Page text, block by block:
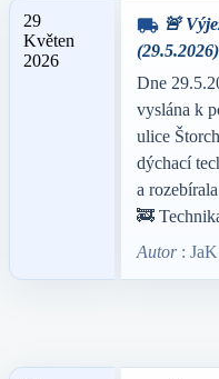
29
Květen
2026
local_shipping 🚨
(29.5.2026)
Dne
vyslána k
ulice
dýchací
a
🚒
Autor: JaK